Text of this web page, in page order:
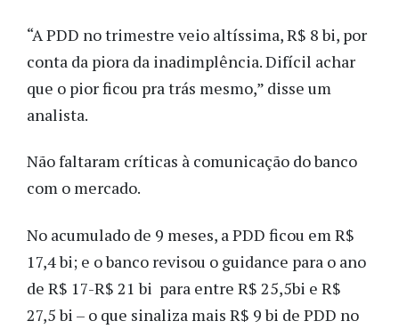
“A PDD no trimestre veio altíssima, R$ 8 bi, por
conta da piora da inadimplência. Difícil achar
que o pior ficou pra trás mesmo,” disse um
analista.
Não faltaram críticas à comunicação do banco
com o mercado.
No acumulado de 9 meses, a PDD ficou em R$
17,4 bi; e o banco revisou o guidance para o ano
de R$ 17-R$ 21 bi para entre R$ 25,5bi e R$
27,5 bi – o que sinaliza mais R$ 9 bi de PDD no